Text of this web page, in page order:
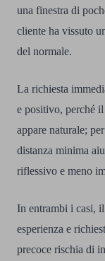
una finestra di
cliente ha vissuto
del normale.
La richiesta
e positivo, perché
appare naturale;
distanza minima
riflessivo e meno
In entrambi i casi,
esperienza e
precoce rischia di